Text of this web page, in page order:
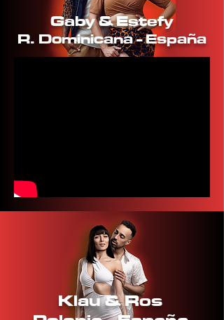
Gaby & Estefy
R. Dominicana - España
Klau & Ros